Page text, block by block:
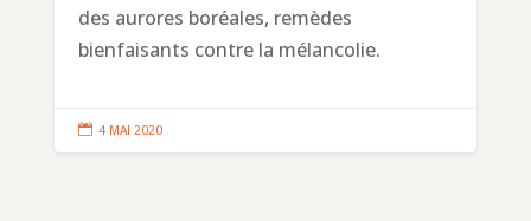
des aurores boréales, remèdes
bienfaisants contre la mélancolie.
 4 MAI 2020